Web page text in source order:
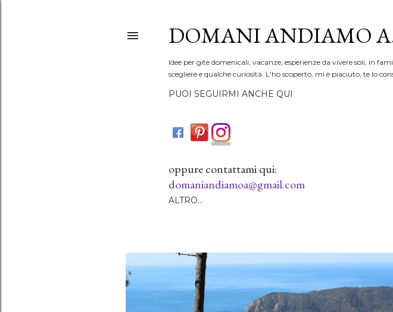
DOMANI ANDIAMO
Idee per gite domenicali, vacanze, esperienze da vivere soli, in
scegliere e qualche curiosità. L'ho scoperto, mi è piaciuto, te lo
PUOI SEGUIRMI ANCHE QUI
oppure contattami qui:
domaniandiamoa@gmail.com
ALTRO…
P